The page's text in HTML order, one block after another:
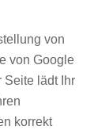
von
von Google
Seite lädt Ihr
korrekt